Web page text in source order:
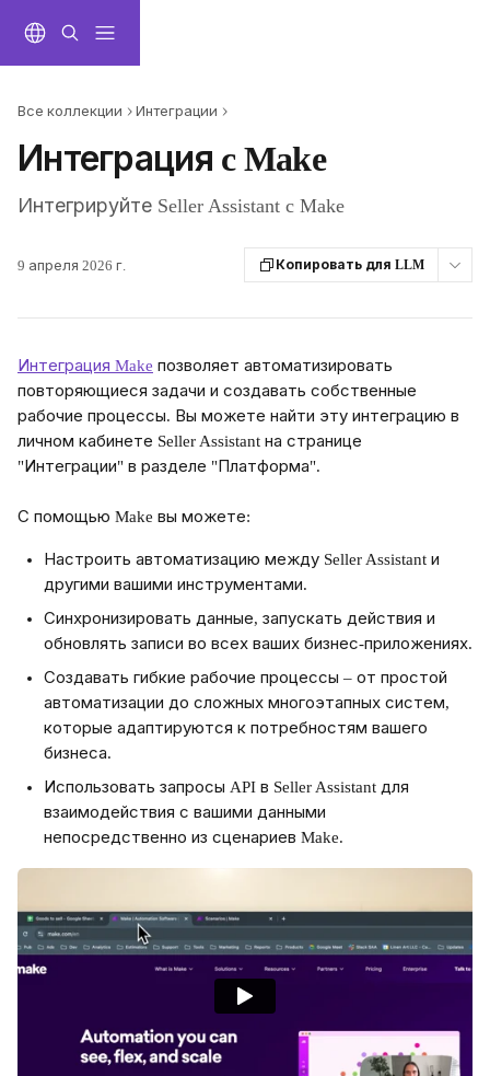
Все коллекции Интеграции
Интеграция c Make
Интегрируйте Seller Assistant c Make
9 апреля 2026 г. Копировать для LLM
Интеграция Make позволяет автоматизировать
повторяющиеся задачи и создавать собственные
рабочие процессы. Вы можете найти эту интеграцию в
личном кабинете Seller Assistant на странице
"Интеграции" в разделе "Платформа".
С помощью Make вы можете:
Настроить автоматизацию между Seller Assistant и
другими вашими инструментами.
Синхронизировать данные, запускать действия и
обновлять записи во всех ваших бизнес-приложениях.
Создавать гибкие рабочие процессы – от простой
автоматизации до сложных многоэтапных систем,
которые адаптируются к потребностям вашего
бизнеса.
Использовать запросы API в Seller Assistant для
взаимодействия с вашими данными
непосредственно из сценариев Make.